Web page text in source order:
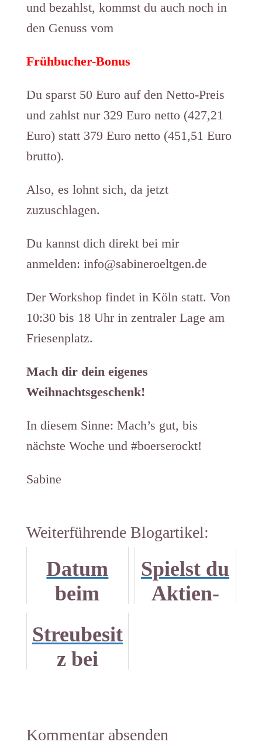
und bezahlst, kommst du auch noch in
den Genuss vom
Frühbucher-Bonus
Du sparst 50 Euro auf den Netto-Preis
und zahlst nur 329 Euro netto (427,21
Euro) statt 379 Euro netto (451,51 Euro
brutto).
Also, es lohnt sich, da jetzt
zuzuschlagen.
Du kannst dich direkt bei mir
anmelden: info@sabineroeltgen.de
Der Workshop findet in Köln statt. Von
10:30 bis 18 Uhr in zentraler Lage am
Friesenplatz.
Mach dir dein eigenes
Weihnachtsgeschenk!
In diesem Sinne: Mach’s gut, bis
nächste Woche und #boerserockt!
Sabine
Weiterführende Blogartikel:
Datum
beim
uf.
Warum es
Spielst du
Aktien-
Streubesit
z bei
Hinweise
Kommentar absenden